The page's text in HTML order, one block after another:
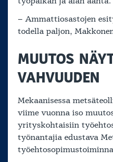
– Ammattiosastojen
todella paljon,
MUUTOS
VAHVUUDEN
Mekaanisessa
viime vuonna iso
yrityskohtaisiin
työnantajia edustava